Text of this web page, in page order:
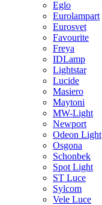
Eglo
Eurolampart
Eurosvet
Favourite
Freya
IDLamp
Lightstar
Lucide
Masiero
Maytoni
MW-Light
Newport
Odeon Light
Osgona
Schonbek
Spot Light
ST Luce
Sylcom
Vele Luce